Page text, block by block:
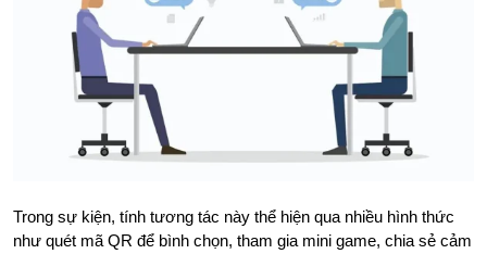
Trong sự kiện, tính tương tác này thể hiện qua nhiều hình thức
như quét mã QR để bình chọn, tham gia mini game, chia sẻ cảm